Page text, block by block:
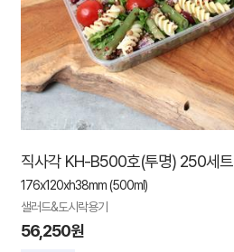
직사각 KH-B500호(투명) 250세트
176x120xh38mm (500ml)
샐러드&도시락용기
56,250원